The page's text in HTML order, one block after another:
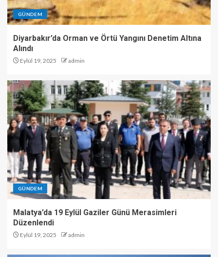
GÜNDEM
Diyarbakır’da Orman ve Örtü Yangını Denetim Altına
Alındı
Eylül 19, 2025 admin
GÜNDEM
Malatya’da 19 Eylül Gaziler Günü Merasimleri
Düzenlendi
Eylül 19, 2025 admin